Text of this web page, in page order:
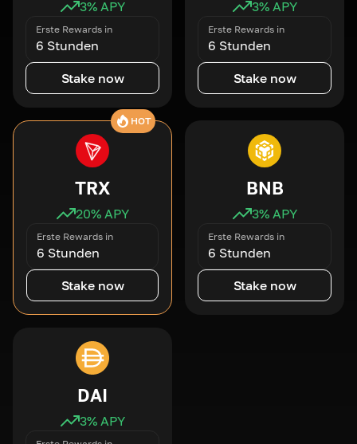
3% APY
Erste Rewards in
6 Stunden
Stake now
3% APY
Erste Rewards in
6 Stunden
Stake now
HOT
TRX
20% APY
Erste Rewards in
6 Stunden
Stake now
BNB
3% APY
Erste Rewards in
6 Stunden
Stake now
DAI
3% APY